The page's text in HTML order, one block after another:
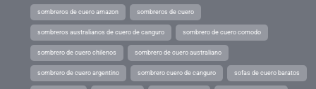
sombreros de cuero amazon sombreros de cuero
sombreros australianos de cuero de canguro sombrero de cuero comodo
sombrero de cuero chilenos sombrero de cuero australiano
sombrero de cuero argentino sombrero cuero de canguro sofas de cuero baratos